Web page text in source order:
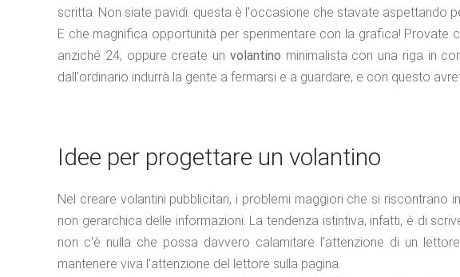
scritta. Non siate pavidi: questa è l'occasione che stavate aspettando
E che magnifica opportunità per sperimentare con la grafica!
anziché 24, oppure create un volantino minimalista con una riga in
dall'ordinario indurrà la gente a fermarsi e a guardare, e con questo
Idee per progettare un volantino
Nel creare volantini pubblicitari, i problemi maggiori che si riscontrano
non gerarchica delle informazioni. La tendenza istintiva, infatti, è di
non c'è nulla che possa davvero calamitare l'attenzione di un
mantenere viva l'attenzione del lettore sulla pagina.